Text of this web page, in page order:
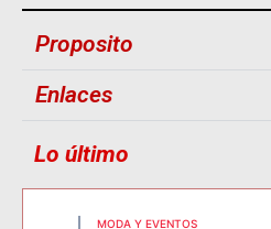
Proposito
Enlaces
Lo último
MODA Y EVENTOS